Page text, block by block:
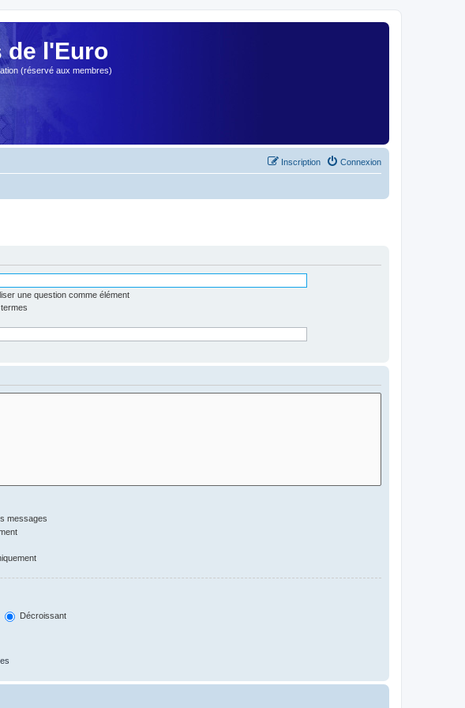
de l'Euro
(réservé aux membres)
Connexion
Inscription
une question comme élément
messages
Décroissant